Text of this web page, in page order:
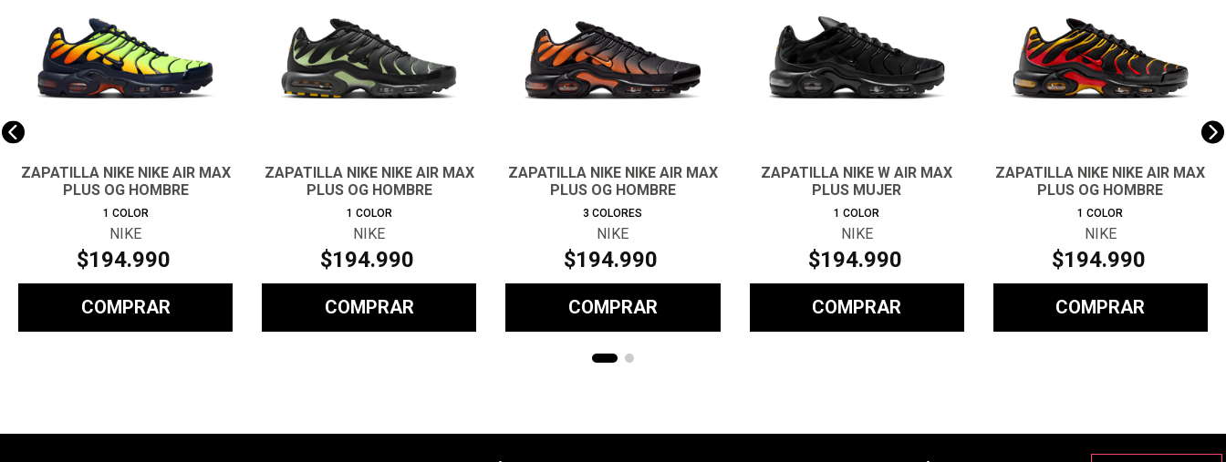
ZAPATILLA NIKE NIKE AIR MAX
PLUS OG HOMBRE
1 COLOR
NIKE
$194.990
COMPRAR
ZAPATILLA NIKE NIKE AIR MAX
PLUS OG HOMBRE
1 COLOR
NIKE
$194.990
COMPRAR
ZAPATILLA NIKE NIKE AIR MAX
PLUS OG HOMBRE
3 COLORES
NIKE
$194.990
COMPRAR
ZAPATILLA NIKE W AIR MAX
PLUS MUJER
1 COLOR
NIKE
$194.990
COMPRAR
ZAPATILLA NIKE NIKE AIR MAX
PLUS OG HOMBRE
1 COLOR
NIKE
$194.990
COMPRAR